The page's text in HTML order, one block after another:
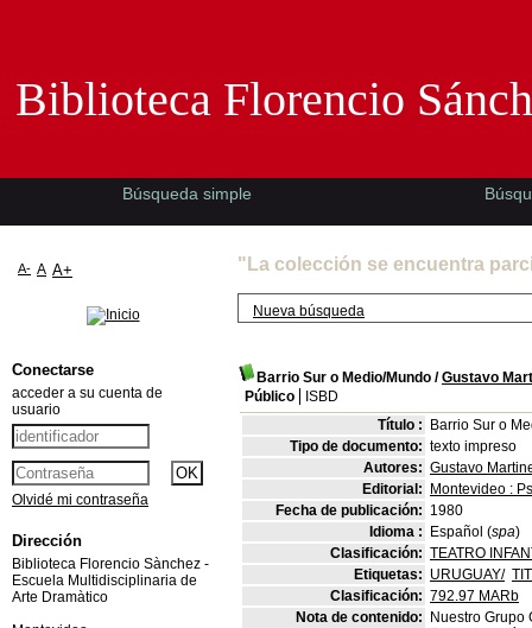
"La colección se encuentra
Nueva búsqueda
Barrio Sur o Medio/Mundo /Gustavo
Público
ISBD
Título :
Barrio Sur o
Tipo de documento: texto impreso
Autores: Gustavo
Editorial:
Montevideo :
Fecha de publicación: 1980
Idioma :
Español (spa)
Clasificación: TEATRO
Etiquetas: URUGUAY/
Clasificación: 792.97 MARb
Nota de contenido:
Nuestro Grupo
Biblioteca Florencio
Búsqueda simple
A- A A+
Conectarse
acceder a su cuenta de
usuario
Olvidé mi contraseña
Dirección
Biblioteca Florencio Sànchez -
Escuela Multidisciplinaria de
Arte Dramàtico